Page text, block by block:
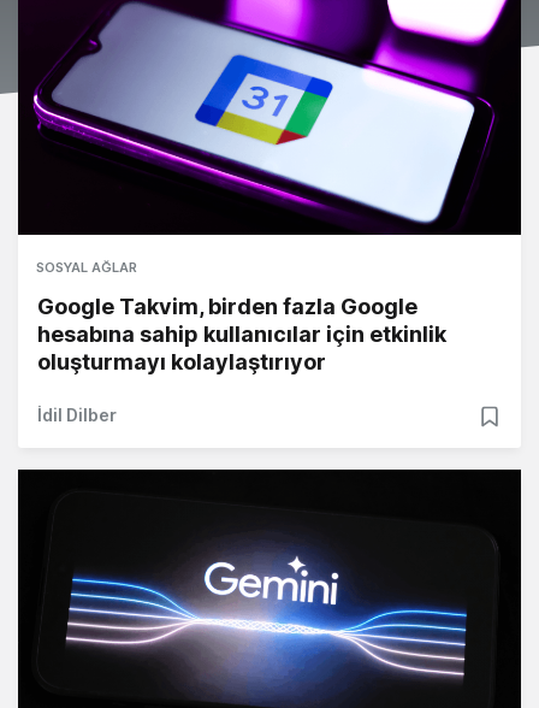
SOSYAL AĞLAR
Google Takvim, birden fazla Google
hesabına sahip kullanıcılar için etkinlik
oluşturmayı kolaylaştırıyor
İdil Dilber